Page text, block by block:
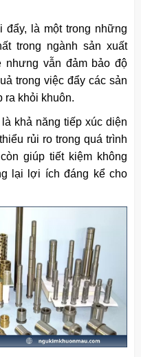
là một trong những
trong ngành sản xuất
nhưng vẫn đảm bảo độ
trong việc đẩy các sản
ra khỏi khuôn.
khả năng tiếp xúc diện
rủi ro trong quá trình
giúp tiết kiệm không
lại lợi ích đáng kể cho